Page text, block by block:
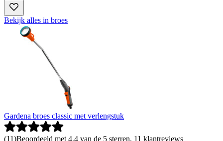
Bekijk alles in broes
Gardena broes classic met verlengstuk
(11)Beoordeeld met 4.4 van de 5 sterren, 11 klantreviews